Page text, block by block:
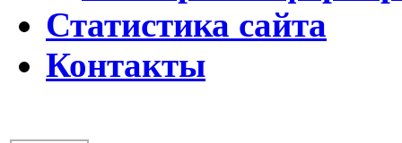
Статистика сайта
Контакты